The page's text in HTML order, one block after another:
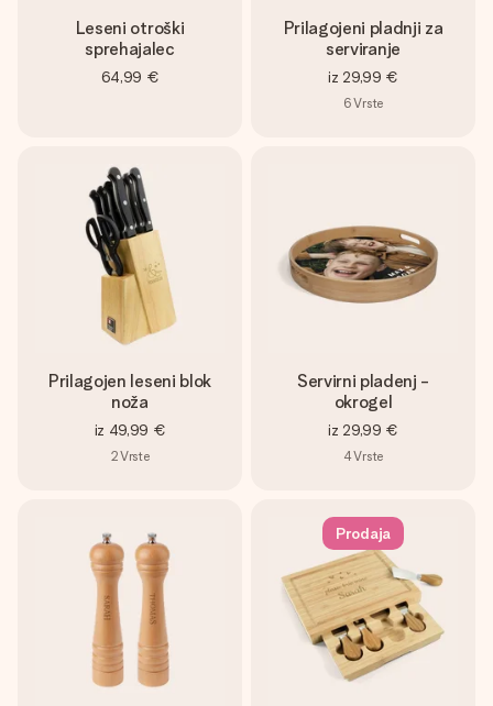
Leseni otroški
sprehajalec
64,99 €
Prilagojeni pladnji za
serviranje
iz 29,99 €
6Vrste
Prilagojen leseni blok
noža
iz 49,99 €
2Vrste
Servirni pladenj -
okrogel
iz 29,99 €
4Vrste
Prodaja